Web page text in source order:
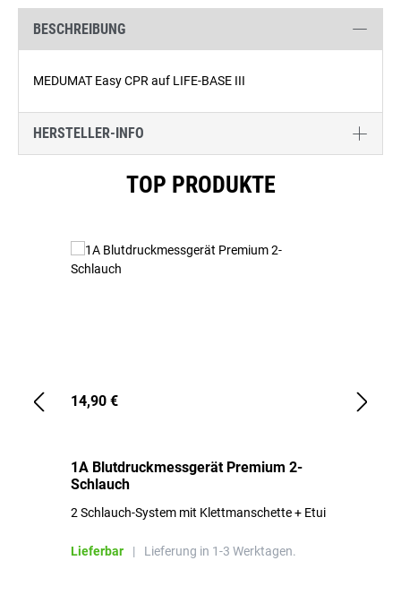
BESCHREIBUNG
MEDUMAT Easy CPR auf LIFE-BASE III
HERSTELLER-INFO
TOP PRODUKTE
14,90 €
1A Blutdruckmessgerät Premium 2-
Schlauch
2 Schlauch-System mit Klettmanschette + Etui
Lieferbar | Lieferung in 1-3 Werktagen.